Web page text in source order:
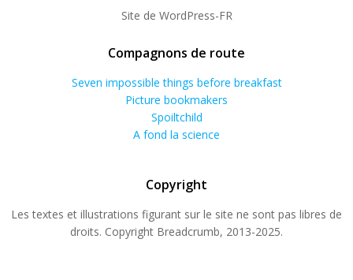
Site de WordPress-FR
Compagnons de route
Seven impossible things before breakfast
Picture bookmakers
Spoiltchild
A fond la science
Copyright
Les textes et illustrations figurant sur le site ne sont pas libres de
droits. Copyright Breadcrumb, 2013-2025.